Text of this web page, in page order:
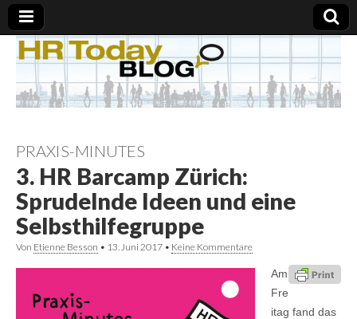
PRAXIS-MINUTES
3. HR Barcamp Zürich:
Sprudelnde Ideen und eine
Selbsthilfegruppe
Von Etienne Besson • 13. Juni 2017 • Keine Kommentare
Am
Fre
itag fand das